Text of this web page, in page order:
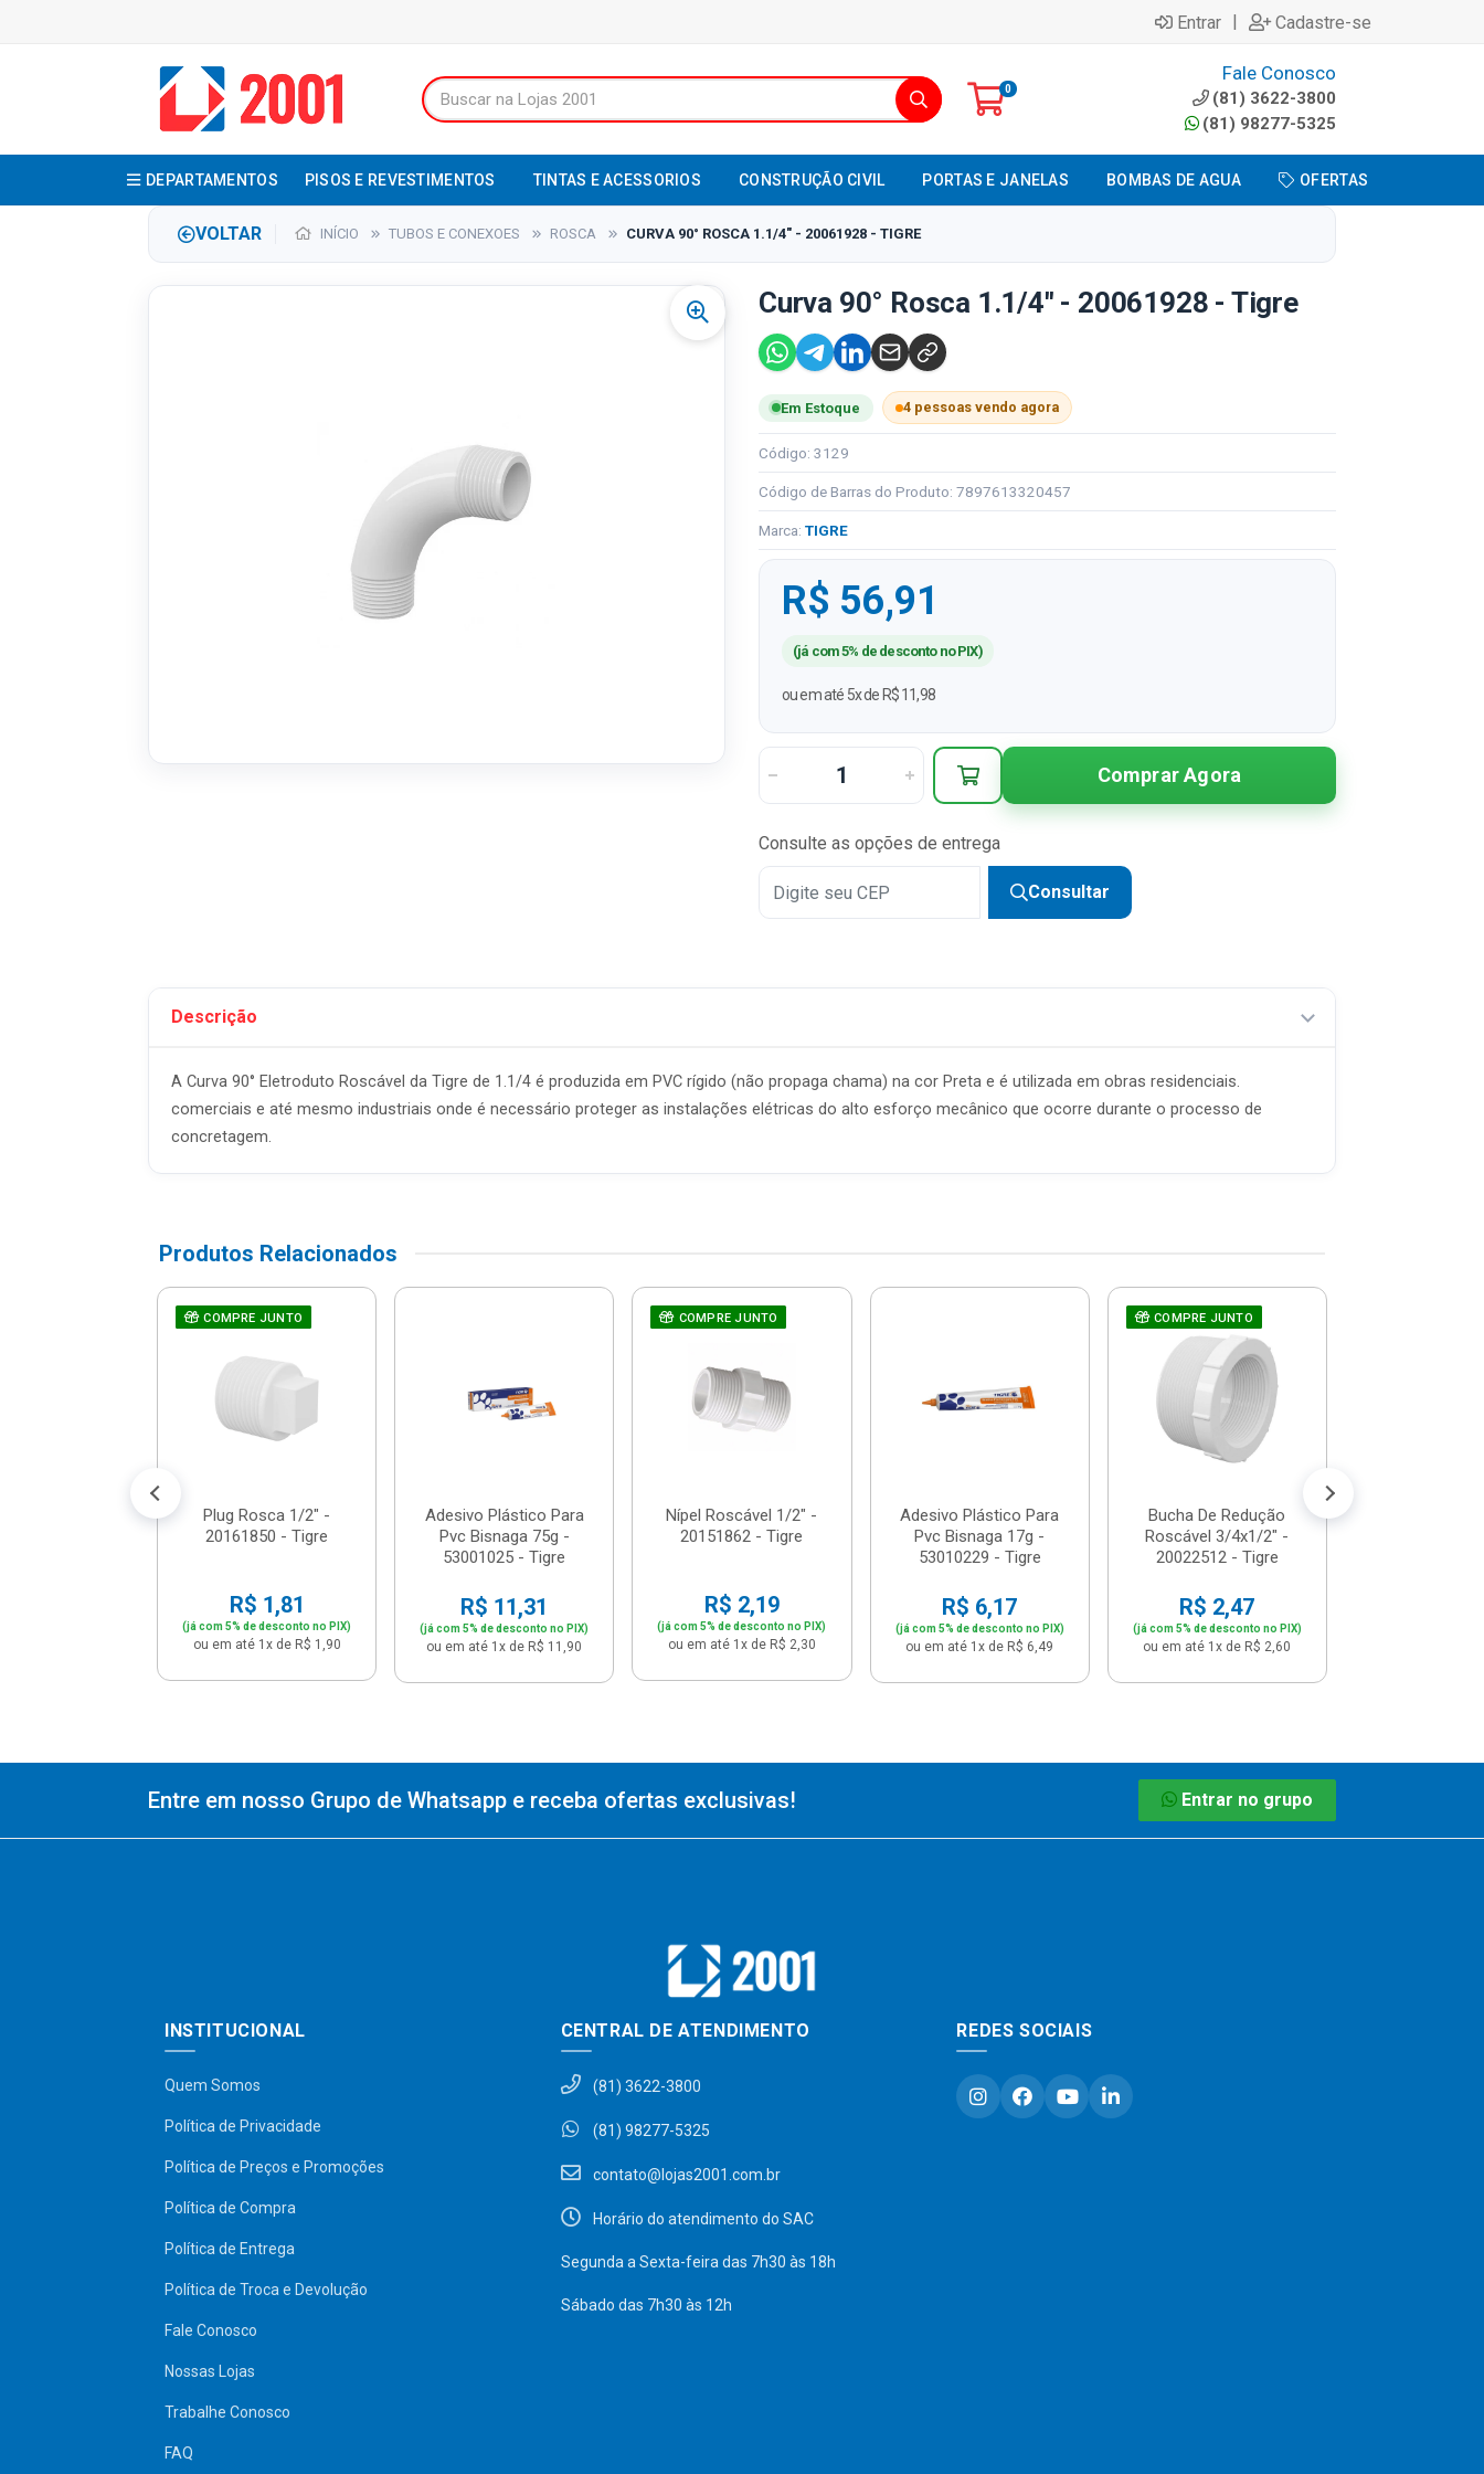
Entrar | Cadastre-se
0
Fale Conosco
(81) 3622-3800
(81) 98277-5325
DEPARTAMENTOS PISOS E REVESTIMENTOS TINTAS E ACESSORIOS CONSTRUÇÃO CIVIL PORTAS E JANELAS BOMBAS DE AGUA OFERTAS
VOLTAR INÍCIO TUBOS E CONEXOES ROSCA CURVA 90° ROSCA 1.1/4" - 20061928 - TIGRE
Curva 90° Rosca 1.1/4" - 20061928 - Tigre
Em Estoque 4 pessoas vendo agora
Código: 3129
Código de Barras do Produto: 7897613320457
Marca: TIGRE
R$ 56,91
(já com 5% de desconto no PIX)
ou em até 5x de R$ 11,98
Comprar Agora
Consulte as opções de entrega
Consultar
Descrição
A Curva 90° Eletroduto Roscável da Tigre de 1.1/4 é produzida em PVC rígido (não propaga chama) na cor Preta e é utilizada em obras residenciais.
comerciais e até mesmo industriais onde é necessário proteger as instalações elétricas do alto esforço mecânico que ocorre durante o processo de
concretagem.
Produtos Relacionados
COMPRE JUNTO
Plug Rosca 1/2" -
20161850 - Tigre
R$ 1,81
(já com 5% de desconto no PIX)
ou em até 1x de R$ 1,90
Adesivo Plástico Para
Pvc Bisnaga 75g -
53001025 - Tigre
R$ 11,31
(já com 5% de desconto no PIX)
ou em até 1x de R$ 11,90
COMPRE JUNTO
Nípel Roscável 1/2" -
20151862 - Tigre
R$ 2,19
(já com 5% de desconto no PIX)
ou em até 1x de R$ 2,30
Adesivo Plástico Para
Pvc Bisnaga 17g -
53010229 - Tigre
R$ 6,17
(já com 5% de desconto no PIX)
ou em até 1x de R$ 6,49
COMPRE JUNTO
Bucha De Redução
Roscável 3/4x1/2" -
20022512 - Tigre
R$ 2,47
(já com 5% de desconto no PIX)
ou em até 1x de R$ 2,60
Entre em nosso Grupo de Whatsapp e receba ofertas exclusivas! Entrar no grupo
INSTITUCIONAL
Quem Somos
Política de Privacidade
Política de Preços e Promoções
Política de Compra
Política de Entrega
Política de Troca e Devolução
Fale Conosco
Nossas Lojas
Trabalhe Conosco
FAQ
CENTRAL DE ATENDIMENTO
(81) 3622-3800
(81) 98277-5325
contato@lojas2001.com.br
Horário do atendimento do SAC
Segunda a Sexta-feira das 7h30 às 18h
Sábado das 7h30 às 12h
REDES SOCIAIS